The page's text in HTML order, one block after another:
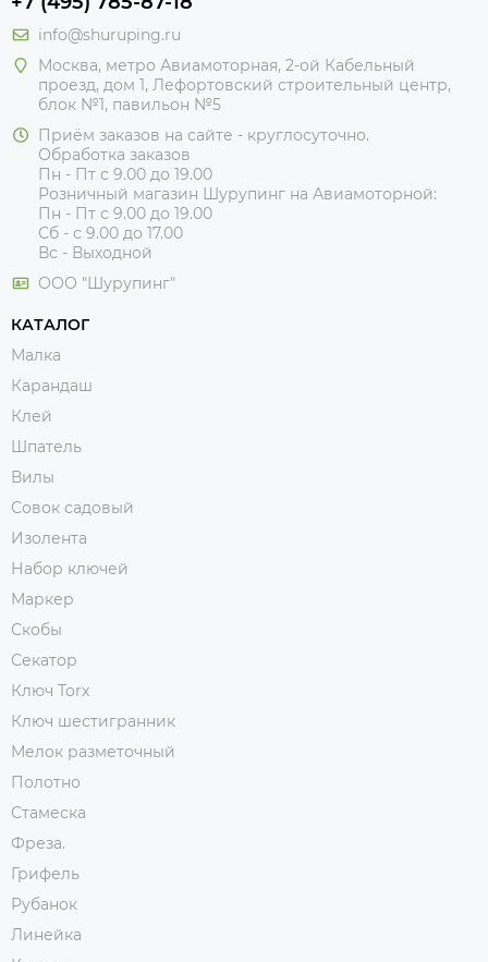
info@shuruping.ru
Москва, метро Авиамоторная, 2-ой Кабельный
проезд, дом 1, Лефортовский строительный центр,
блок №1, павильон №5
Приём заказов на сайте - круглосуточно.
Обработка заказов
Пн - Пт с 9.00 до 19.00
Розничный магазин Шурупинг на Авиамоторной:
Пн - Пт с 9.00 до 19.00
Сб - с 9.00 до 17.00
Вс - Выходной
ООО "Шурупинг"
КАТАЛОГ
Малка
Карандаш
Клей
Шпатель
Вилы
Совок садовый
Изолента
Набор ключей
Маркер
Скобы
Секатор
Ключ Torx
Ключ шестигранник
Мелок разметочный
Полотно
Стамеска
Фреза.
Грифель
Рубанок
Линейка